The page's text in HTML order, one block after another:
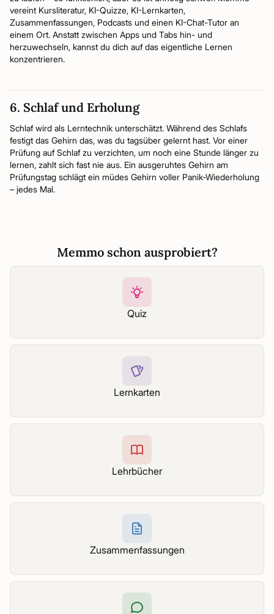
vereint Kursliteratur, KI-Quizze, KI-Lernkarten,
Zusammenfassungen, Podcasts und einen KI-Chat-Tutor an
einem Ort. Anstatt zwischen Apps und Tabs hin- und
herzuwechseln, kannst du dich auf das eigentliche Lernen
konzentrieren.
6. Schlaf und Erholung
Schlaf wird als Lerntechnik unterschätzt. Während des Schlafs
festigt das Gehirn das, was du tagsüber gelernt hast. Vor einer
Prüfung auf Schlaf zu verzichten, um noch eine Stunde länger zu
lernen, zahlt sich fast nie aus. Ein ausgeruhtes Gehirn am
Prüfungstag schlägt ein müdes Gehirn voller Panik-Wiederholung
– jedes Mal.
Memmo schon ausprobiert?
Quiz
Lernkarten
Lehrbücher
Zusammenfassungen